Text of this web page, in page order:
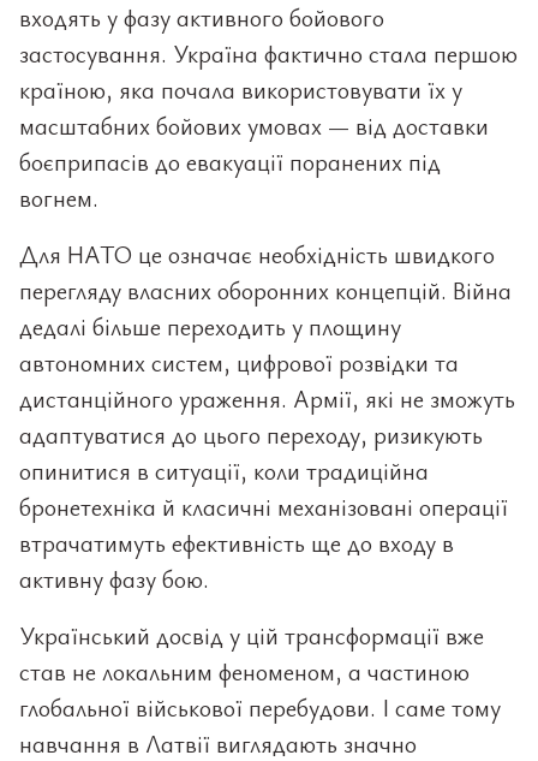
входять у фазу активного бойового
застосування. Україна фактично стала першою
країною, яка почала використовувати їх у
масштабних бойових умовах — від доставки
боєприпасів до евакуації поранених під
вогнем.
Для НАТО це означає необхідність швидкого
перегляду власних оборонних концепцій. Війна
дедалі більше переходить у площину
автономних систем, цифрової розвідки та
дистанційного ураження. Армії, які не зможуть
адаптуватися до цього переходу, ризикують
опинитися в ситуації, коли традиційна
бронетехніка й класичні механізовані операції
втрачатимуть ефективність ще до входу в
активну фазу бою.
Український досвід у цій трансформації вже
став не локальним феноменом, а частиною
глобальної військової перебудови. І саме тому
навчання в Латвії виглядають значно